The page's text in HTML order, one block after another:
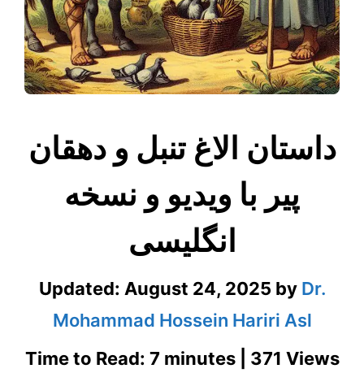
داستان الاغ تنبل و دهقان
پیر با ویدیو و نسخه
انگلیسی
Updated: August 24, 2025 by Dr.
Mohammad Hossein Hariri Asl
Time to Read: 7 minutes | 371 Views